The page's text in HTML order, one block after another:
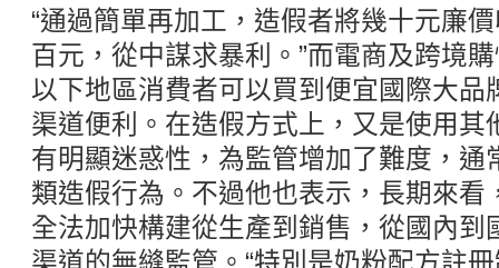
“通過簡單再加工，造假者將幾十元廉
百元，從中謀求暴利。”而電商及跨境
以下地區消費者可以買到便宜國際大品
渠道便利。在造假方式上，又是使用其
有明顯迷惑性，為監管增加了難度，通
類造假行為。不過他也表示，長期來看
全法加快構建從生產到銷售，從國內到